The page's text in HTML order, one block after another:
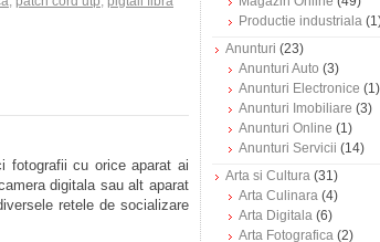
fotografii cu orice aparat ai
digitala sau alt aparat
retele de socializare
Productie industriala
Anunturi (23)
Anunturi Auto (3)
Anunturi Electronice (1)
Anunturi Imobiliare (3)
Anunturi Online (1)
Anunturi Servicii (14)
Arta si Cultura (31)
Arta Culinara (4)
Arta Digitala (6)
Arta Fotografica (2)